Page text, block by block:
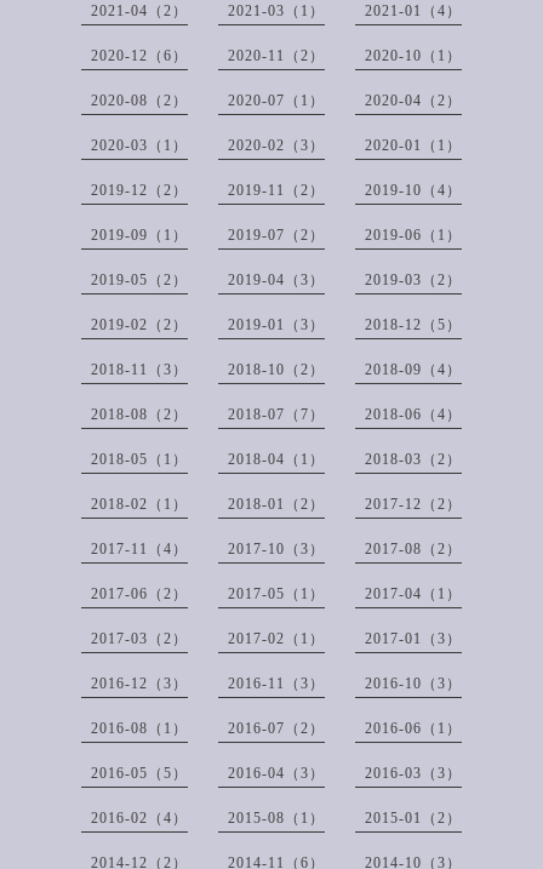
2021-04（2） 2021-03（1） 2021-01（4）
2020-12（6） 2020-11（2） 2020-10（1）
2020-08（2） 2020-07（1） 2020-04（2）
2020-03（1） 2020-02（3） 2020-01（1）
2019-12（2） 2019-11（2） 2019-10（4）
2019-09（1） 2019-07（2） 2019-06（1）
2019-05（2） 2019-04（3） 2019-03（2）
2019-02（2） 2019-01（3） 2018-12（5）
2018-11（3） 2018-10（2） 2018-09（4）
2018-08（2） 2018-07（7） 2018-06（4）
2018-05（1） 2018-04（1） 2018-03（2）
2018-02（1） 2018-01（2） 2017-12（2）
2017-11（4） 2017-10（3） 2017-08（2）
2017-06（2） 2017-05（1） 2017-04（1）
2017-03（2） 2017-02（1） 2017-01（3）
2016-12（3） 2016-11（3） 2016-10（3）
2016-08（1） 2016-07（2） 2016-06（1）
2016-05（5） 2016-04（3） 2016-03（3）
2016-02（4） 2015-08（1） 2015-01（2）
2014-12（2） 2014-11（6） 2014-10（3）